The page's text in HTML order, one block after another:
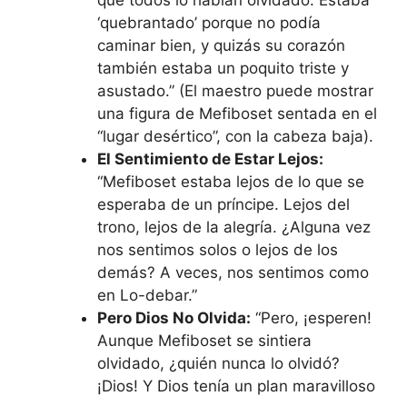
‘quebrantado’ porque no podía
caminar bien, y quizás su corazón
también estaba un poquito triste y
asustado.” (El maestro puede mostrar
una figura de Mefiboset sentada en el
“lugar desértico”, con la cabeza baja).
El Sentimiento de Estar Lejos:
“Mefiboset estaba lejos de lo que se
esperaba de un príncipe. Lejos del
trono, lejos de la alegría. ¿Alguna vez
nos sentimos solos o lejos de los
demás? A veces, nos sentimos como
en Lo-debar.”
Pero Dios No Olvida: “Pero, ¡esperen!
Aunque Mefiboset se sintiera
olvidado, ¿quién nunca lo olvidó?
¡Dios! Y Dios tenía un plan maravilloso